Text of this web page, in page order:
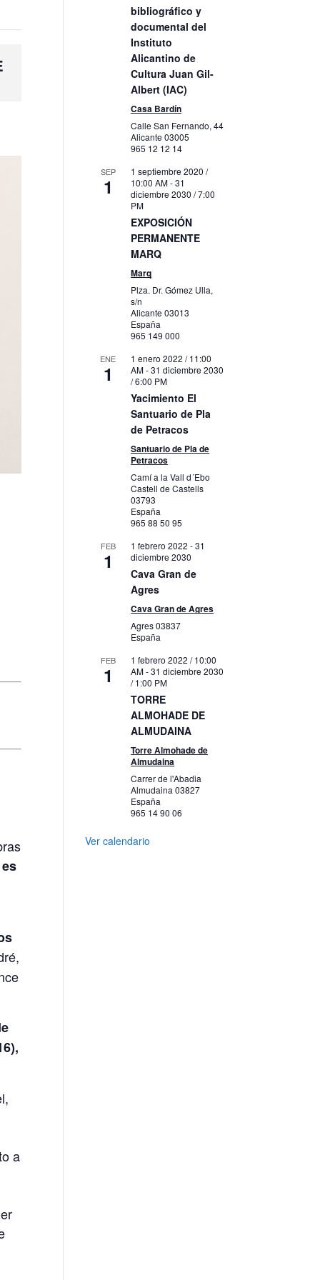
a
bibliográfico y
documental del
Instituto
Alicantino de
Cultura Juan Gil-
Albert (IAC)
Casa Bardín
Calle San Fernando, 44
Alicante03005
965 12 12 14
SEP
1
1 septiembre 2020 /
10:00 AM-31
diciembre 2030 / 7:00
PM
EXPOSICIÓN
PERMANENTE
MARQ
Marq
Plza. Dr. Gómez Ulla,
s/n
Alicante03013
España
965 149 000
ENE
1
1 enero 2022 / 11:00
AM-31 diciembre 2030
/ 6:00 PM
Yacimiento El
Santuario de Pla
de Petracos
Santuario de Pla de
Petracos
Camí a la Vall d´Ebo
Castell de Castells
03793
España
965 88 50 95
FEB
1
1 febrero 2022 -31
diciembre 2030
Cava Gran de
Agres
Cava Gran de Agres
Agres03837
España
FEB
1
1 febrero 2022 / 10:00
AM-31 diciembre 2030
/ 1:00 PM
TORRE
ALMOHADE DE
ALMUDAINA
Torre Almohade de
Almudaina
Carrer de l'Abadia
Almudaina03827
España
965 14 90 06
Ver calendario